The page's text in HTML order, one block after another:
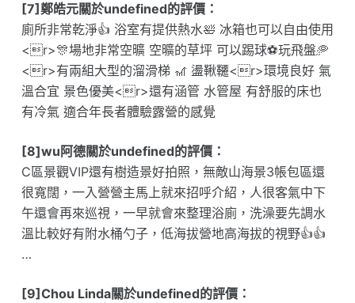
[7]鄭皓元關於undefined的評價：
廁所非常乾淨👍 浴室有提供熱水🛀 冰箱也可以自由使用
<r>🎊場地非常空曠 空曠的草坪 可以踢球⚽️玩飛盤🥏
<r>有兩組大型的溜滑梯 🎢 盪鞦韆<r>環境良好 氣
溫合宜 景色優美<r>還有涵管 水管屋 有舒服的床也
有冷氣 適合年長者體驗露營的感覺
[8]wu阿德關於undefined的評價：
C區景觀VIP還有樹造景好拍照，無敵山海景3帳包區還
很寬闊，一入營營主馬上就來招呼介紹，人很客氣中下
午還會再來巡視，一早就會來整理浴廁，洗澡要先調水
溫比較好有附水桶勺子，低海拔營地高海拔的視野👍👍
…
[9]Chou Linda關於undefined的評價：